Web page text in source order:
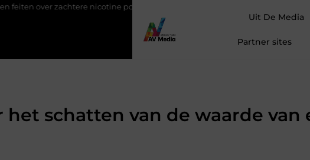
nicotine pouches Power apps voor teams die sneller willen schakelen
Uit De Media
Partner sites
het schatten van de waarde van